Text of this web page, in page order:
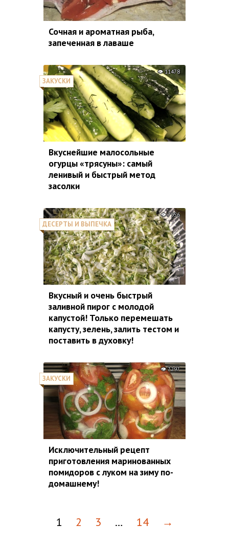
Сочная и ароматная рыба,
запеченная в лаваше
ЗАКУСКИ
11478
Вкуснейшие малосольные
огурцы «трясуны»: самый
ленивый и быстрый метод
засолки
ДЕСЕРТЫ И ВЫПЕЧКА
7956
Вкусный и очень быстрый
заливной пирог с молодой
капустой! Только перемешать
капусту, зелень, залить тестом и
поставить в духовку!
ЗАКУСКИ
7297
Исключительный рецепт
приготовления маринованных
помидоров с луком на зиму по-
домашнему!
1 2 3 … 14 →